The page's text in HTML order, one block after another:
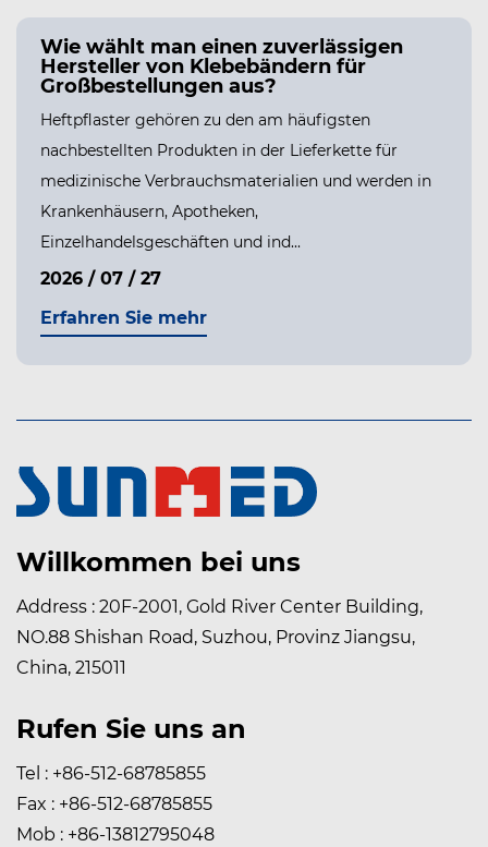
Wie wählt man einen zuverlässigen
Hersteller von Klebebändern für
Großbestellungen aus?
Heftpflaster gehören zu den am häufigsten
nachbestellten Produkten in der Lieferkette für
medizinische Verbrauchsmaterialien und werden in
Krankenhäusern, Apotheken,
Einzelhandelsgeschäften und ind...
2026 / 07 / 27
Erfahren Sie mehr
Willkommen bei uns
Address : 20F-2001, Gold River Center Building,
NO.88 Shishan Road, Suzhou, Provinz Jiangsu,
China, 215011
Rufen Sie uns an
Tel : +86-512-68785855
Fax : +86-512-68785855
Mob : +86-13812795048